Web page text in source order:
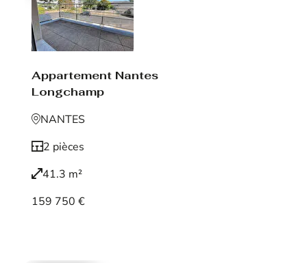
Appartement Nantes
Longchamp
NANTES
2 pièces
41.3 m²
159 750 €